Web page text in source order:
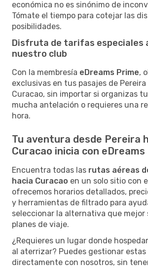
económica no es sinónimo de
Tómate el tiempo para cotejar las
posibilidades.
Disfruta de tarifas especiales
nuestro club
Con la membresía eDreams Prime,
exclusivas en tus pasajes de
Curacao, sin importar si organizas
mucha antelación o requieres una
hora.
Tu aventura desde Pereira
Curacao inicia con eDreams
Encuentra todas las rutas aéreas
hacia Curacao en un solo sitio con
ofrecemos horarios detallados,
y herramientas de filtrado para
seleccionar la alternativa que mejor
planes de viaje.
¿Requieres un lugar donde
al aterrizar? Puedes gestionar
directamente con nosotros, sin